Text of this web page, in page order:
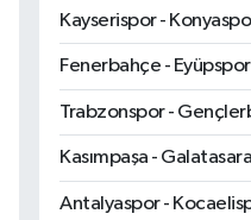
Kayserispor -
Fenerbahçe - Eyüpspor
Trabzonspor -
Kasımpaşa -
Antalyaspor -